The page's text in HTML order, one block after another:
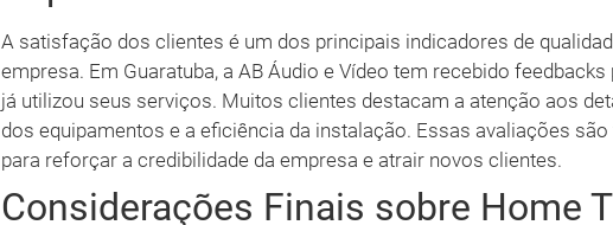
A satisfação dos clientes é um dos principais indicadores de
empresa. Em Guaratuba, a AB Áudio e Vídeo tem recebido
já utilizou seus serviços. Muitos clientes destacam a atenção aos
dos equipamentos e a eficiência da instalação. Essas avaliações
para reforçar a credibilidade da empresa e atrair novos clientes.
Considerações Finais sobre Home